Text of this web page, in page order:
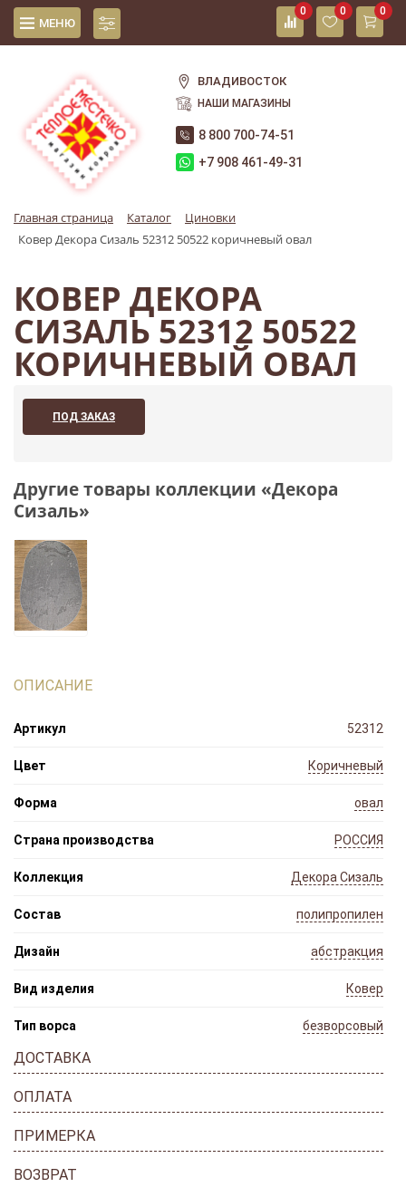
МЕНЮ
0 0 0
ВЛАДИВОСТОК
НАШИ МАГАЗИНЫ
8 800 700-74-51
+7 908 461-49-31
Главная страница Каталог
Циновки
Ковер Декора Сизаль 52312 50522 коричневый овал
КОВЕР ДЕКОРА
СИЗАЛЬ 52312 50522
КОРИЧНЕВЫЙ ОВАЛ
ПОД ЗАКАЗ
Другие товары коллекции «Декора
Сизаль»
ОПИСАНИЕ
Артикул 52312
Цвет Коричневый
Форма овал
Страна производства РОССИЯ
Коллекция Декора Сизаль
Состав полипропилен
Дизайн абстракция
Вид изделия Ковер
Тип ворса безворсовый
ДОСТАВКА
ОПЛАТА
ПРИМЕРКА
ВОЗВРАТ